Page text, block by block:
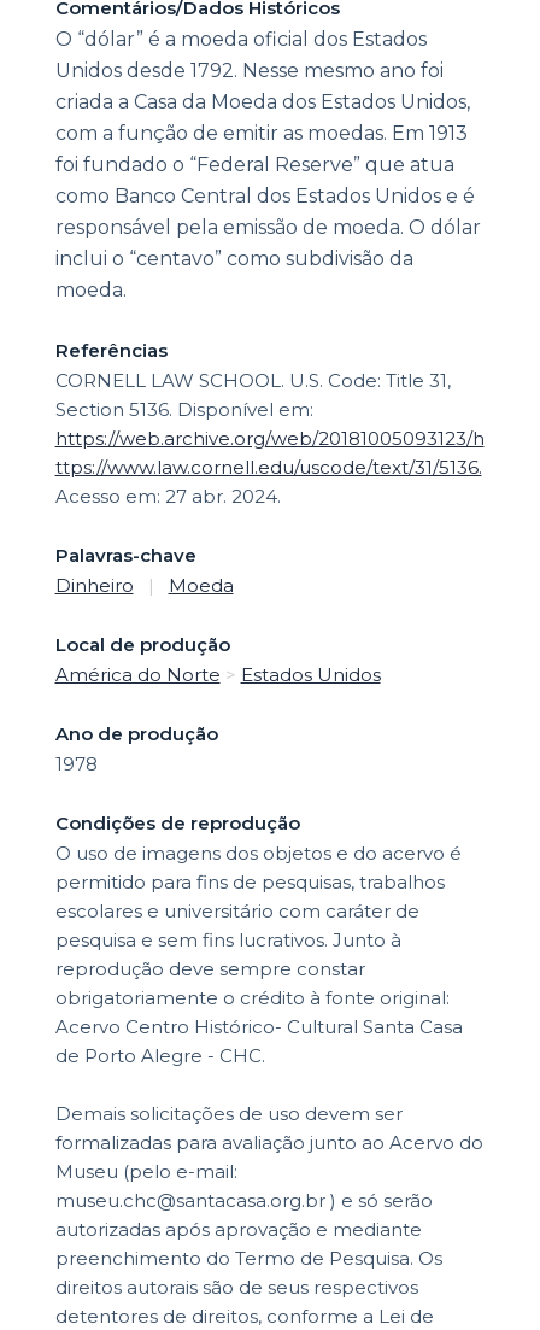
Comentários/Dados Históricos
O “dólar” é a moeda oficial dos Estados
Unidos desde 1792. Nesse mesmo ano foi
criada a Casa da Moeda dos Estados Unidos,
com a função de emitir as moedas. Em 1913
foi fundado o “Federal Reserve” que atua
como Banco Central dos Estados Unidos e é
responsável pela emissão de moeda. O dólar
inclui o “centavo” como subdivisão da
moeda.
Referências
CORNELL LAW SCHOOL. U.S. Code: Title 31,
Section 5136. Disponível em:
https://web.archive.org/web/20181005093123/h
ttps://www.law.cornell.edu/uscode/text/31/5136.
Acesso em: 27 abr. 2024.
Palavras-chave
Dinheiro
| Moeda
Local de produção
América do Norte > Estados Unidos
Ano de produção
1978
Condições de reprodução
O uso de imagens dos objetos e do acervo é
permitido para fins de pesquisas, trabalhos
escolares e universitário com caráter de
pesquisa e sem fins lucrativos. Junto à
reprodução deve sempre constar
obrigatoriamente o crédito à fonte original:
Acervo Centro Histórico- Cultural Santa Casa
de Porto Alegre - CHC.
Demais solicitações de uso devem ser
formalizadas para avaliação junto ao Acervo do
Museu (pelo e-mail:
museu.chc@santacasa.org.br ) e só serão
autorizadas após aprovação e mediante
preenchimento do Termo de Pesquisa. Os
direitos autorais são de seus respectivos
detentores de direitos, conforme a Lei de